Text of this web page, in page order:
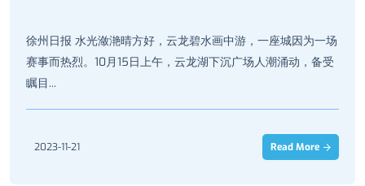
徐州日报 水光潋滟晴方好，云龙碧水画中游，一座城因为一场
赛事而热烈。10月15日上午，云龙湖下沉广场人潮涌动，备受
瞩目...
2023-11-21 Read More